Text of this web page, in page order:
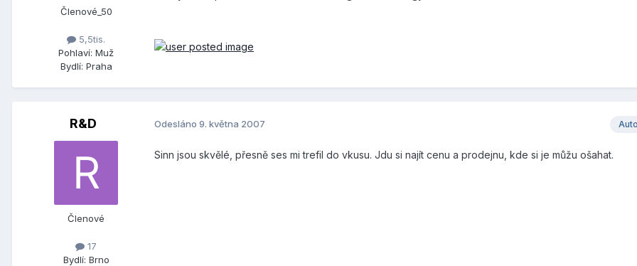
Členové_50
5,5tis.
Pohlaví: Muž
Bydlí: Praha
R&D
Členové
17
Bydlí: Brno
Odesláno 9. května 2007
Sinn jsou skvělé, přesně ses mi trefil do vkusu. Jdu si najít cenu a prodejnu, kde si je můžu ošahat.